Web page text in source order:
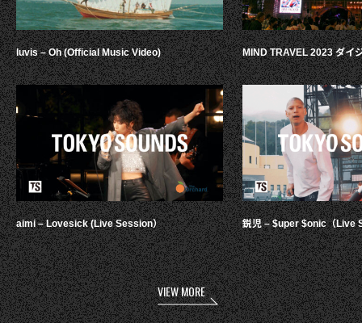
luvis – Oh (Official Music Video)
aimi – Lovesick (Live Session）
MIND TRAVEL 2023 ダイ
鋭児 – $uper $onic（Live
VIEW MORE